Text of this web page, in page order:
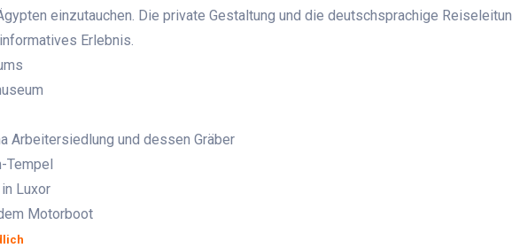
einzutauchen. Die private Gestaltung und die deutschsprachige
Erlebnis.
Arbeitersiedlung und dessen Gräber
Tempel
Luxor
Motorboot